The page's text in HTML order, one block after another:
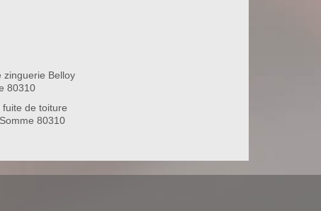
zinguerie Belloy
80310
fuite de toiture
80310